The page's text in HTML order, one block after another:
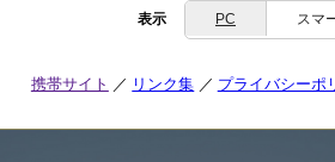
表示 PC スマ
携帯サイト リンク集 プライバシーポ